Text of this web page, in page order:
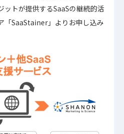
ットが提供するSaaSの継続的活
「SaaStainer」よりお申し込み